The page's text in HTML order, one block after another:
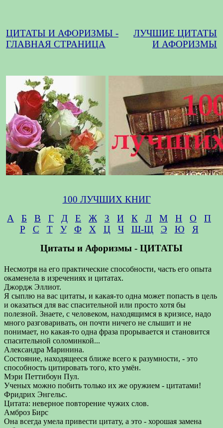
ЦИТАТЫ И АФОРИЗМЫ -
ГЛАВНАЯ СТРАНИЦА
ЛУЧШИЕ ЦИТАТЫ
И АФОРИЗМЫ
100 ЛУЧШИХ КНИГ
А
Б В Г Д Е Ж З И К Л М Н О
П
Р
С Т У Ф Х Ц Ч Ш-Щ Э Ю
Я
Цитаты и Афоризмы - ЦИТАТЫ
Несмотря на его практические способности, часть его опыта
окаменела в изречениях и цитатах.
Джордж Эллиот.
Я сыплю на вас цитаты, и какая-то одна может попасть в цель
и оказаться для вас спасительной или просто хотя бы
полезной. Знаете, с человеком, находящимся в кризисе, надо
много разговаривать, он почти ничего не слышит и не
понимает, но какая-то одна фраза прорывается и становится
спасительной соломинкой...
Александра Маринина.
Состояние, находящееся ближе всего к разумности, - это
способность цитировать того, кто умён.
Мэри Петтибоун Пул.
Ученых можно побить только их же оружием - цитатами!
Фридрих Энгельс.
Цитата: неверное повторение чужих слов.
Амброз Бирс
Она всегда умела привести цитату, а это - хорошая замена